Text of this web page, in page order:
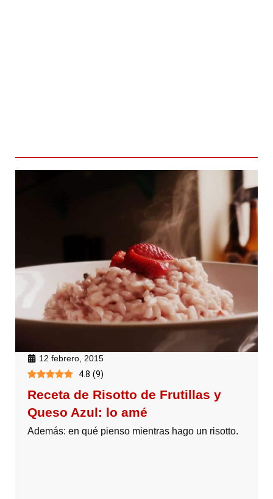
12 febrero, 2015
4.8 (9)
Receta de Risotto de Frutillas y
Queso Azul: lo amé
Además: en qué pienso mientras hago un risotto.